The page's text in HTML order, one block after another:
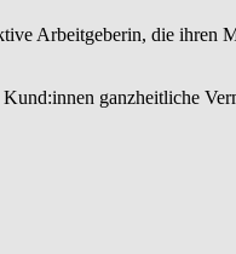
Arbeitgeberin, die ihren
ganzheitliche
welches die
und fundierter